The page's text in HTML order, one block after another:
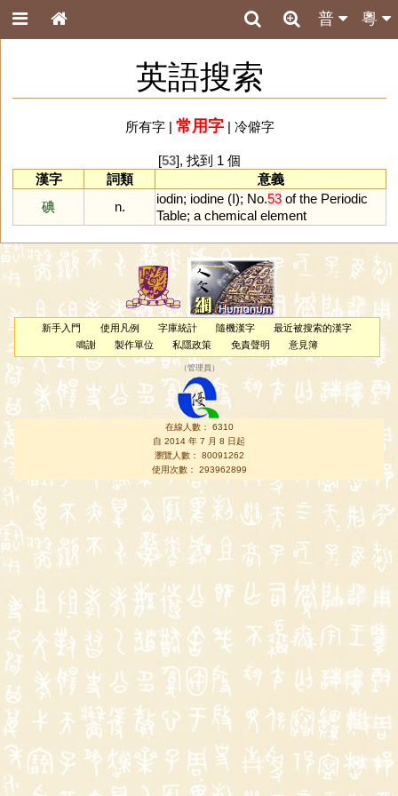
粵
普
英語搜索
所有字| 常用字| 冷僻字
[53], 找到 1 個
漢字
詞類
意義
碘
n.
iodin; iodine (I); No.53 of the Periodic
Table; a chemical element
新手入門 使用凡例 字庫統計 隨機漢字
最近被搜索的漢字
鳴謝
製作單位 私隱政策 免責聲明 意見簿
（管理員 ）
在線人數： 6310
自 2014 年 7 月 8 日起
瀏覽人數： 80091262
使用次數： 293962899